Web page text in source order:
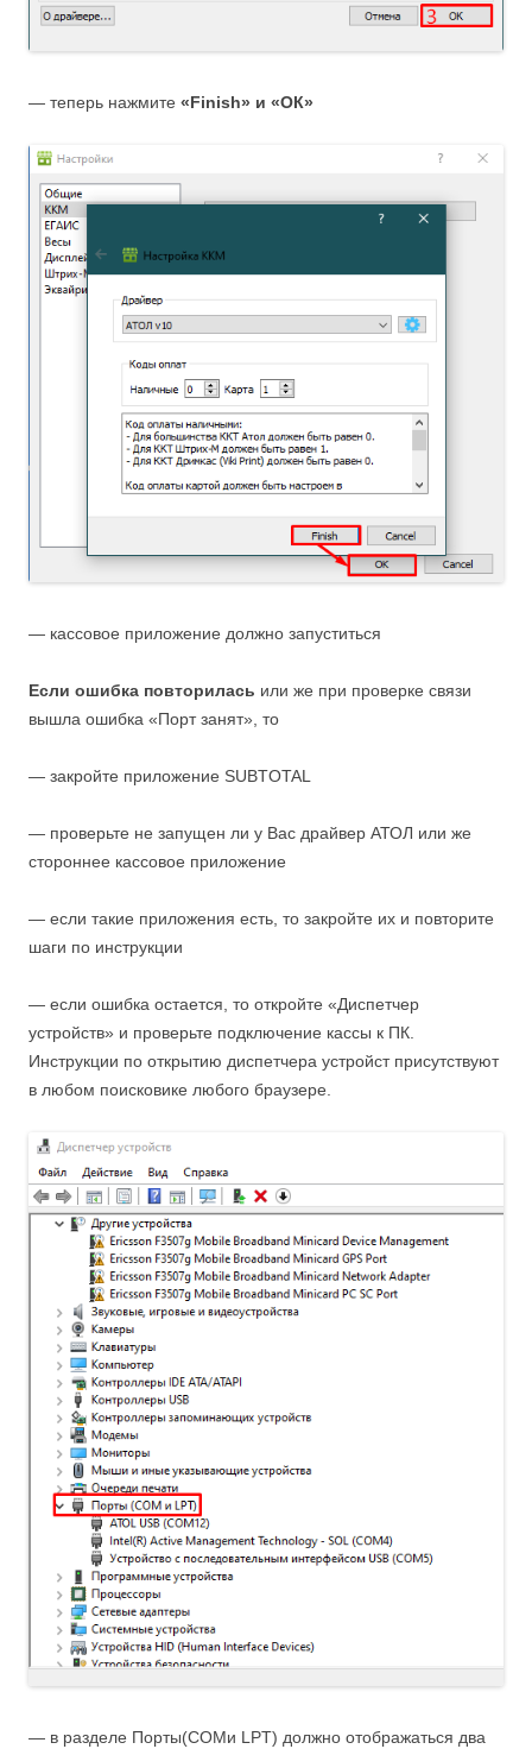
— теперь нажмите «Finish» и «ОК»
— кассовое приложение должно запуститься
Если ошибка повторилась или же при проверке связи
вышла ошибка «Порт занят», то
— закройте приложение SUBTOTAL
— проверьте не запущен ли у Вас драйвер АТОЛ или же
стороннее кассовое приложение
— если такие приложения есть, то закройте их и повторите
шаги по инструкции
— если ошибка остается, то откройте «Диспетчер
устройств» и проверьте подключение кассы к ПК.
Инструкции по открытию диспетчера устройст присутствуют
в любом поисковике любого браузере.
— в разделе Порты(COMи LPT) должно отображаться два